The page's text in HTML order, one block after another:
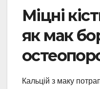
Міцні
як мак
Кальцій з маку